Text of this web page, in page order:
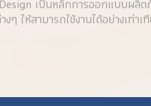
เป็นหลักการออกแบบผลิ
งๆ ให้สามารถใช้งานได้อย่างเท่า